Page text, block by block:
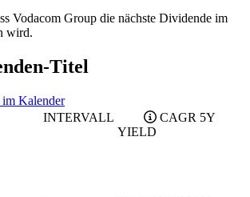
Vodacom Group die nächste Dividende im
wird.
Titel
Kalender
INTERVALL
YIELD
CAGR 5Y